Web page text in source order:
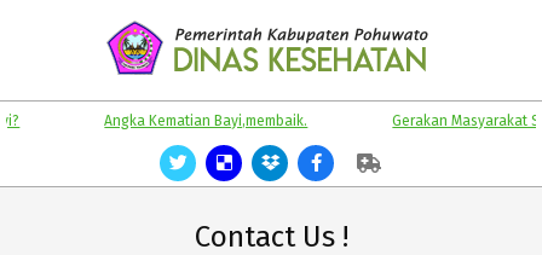
KABUPATEN
POHUWATO
Primary
Angka Kematian Bayi,membaik. Gerakan Masyarakat Sehat.
Contact Us !